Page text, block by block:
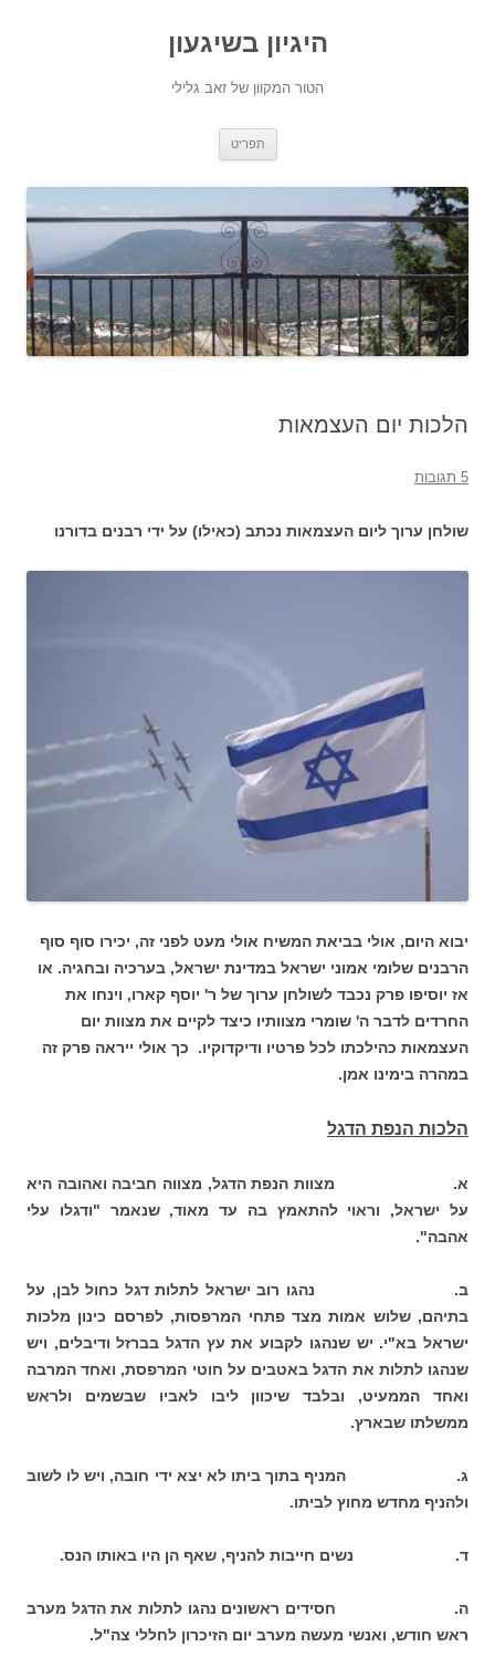
היגיון בשיגעון
הטור המקוון של זאב גלילי
תפריט
הלכות יום העצמאות
שולחן ערוך ליום העצמאות נכתב (כאילו) על ידי רבנים בדורנו
יבוא היום, אולי בביאת המשיח אולי מעט לפני זה, יכירו סוף סוף
הרבנים שלומי אמוני ישראל במדינת ישראל, בערכיה ובחגיה. או
אז יוסיפו פרק נכבד לשולחן ערוך של ר' יוסף קארו, וינחו את
החרדים לדבר ה' שומרי מצוותיו כיצד לקיים את מצוות יום
העצמאות כהילכתו לכל פרטיו ודיקדוקיו. כך אולי ייראה פרק זה
במהרה בימינו אמן.
הלכות הנפת הדגל
א. מצוות הנפת הדגל, מצווה חביבה ואהובה היא
על ישראל, וראוי להתאמץ בה עד מאוד, שנאמר "ודגלו עלי
אהבה".
ב. נהגו רוב ישראל לתלות דגל כחול לבן, על
בתיהם, שלוש אמות מצד פתחי המרפסות, לפרסם כינון מלכות
ישראל בא"י. יש שנהגו לקבוע את עץ הדגל בברזל ודיבלים, ויש
שנהגו לתלות את הדגל באטבים על חוטי המרפסת, ואחד המרבה
ואחד הממעיט, ובלבד שיכוון ליבו לאביו שבשמים ולראש
ממשלתו שבארץ.
ג. המניף בתוך ביתו לא יצא ידי חובה, ויש לו לשוב
ולהניף מחדש מחוץ לביתו.
ד. נשים חייבות להניף, שאף הן היו באותו הנס.
ה. חסידים ראשונים נהגו לתלות את הדגל מערב
ראש חודש, ואנשי מעשה מערב יום הזיכרון לחללי צה"ל.